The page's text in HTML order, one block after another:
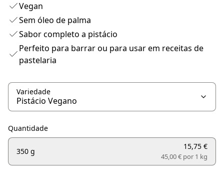
Vegan
Sem óleo de palma
Sabor completo a pistácio
Perfeito para barrar ou para usar em receitas de
pastelaria
Variedade
Quantidade
350 g
15,75 €
45,00 € por 1 kg